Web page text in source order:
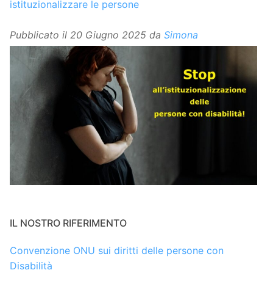
istituzionalizzare le persone
Pubblicato il 20 Giugno 2025 da Simona
IL NOSTRO RIFERIMENTO
Convenzione ONU sui diritti delle persone con
Disabilità